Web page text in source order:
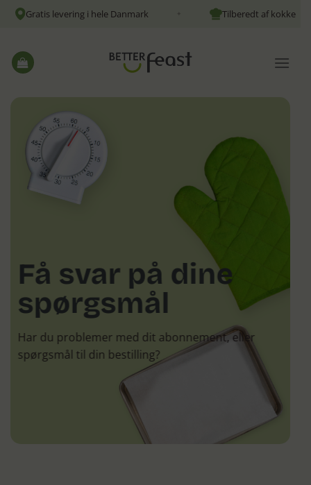
FortsætGratis levering i hele Danmark Tilberedt af kokke
Få svar på dine
spørgsmål
Har du problemer med dit abonnement, eller
spørgsmål til din bestilling?